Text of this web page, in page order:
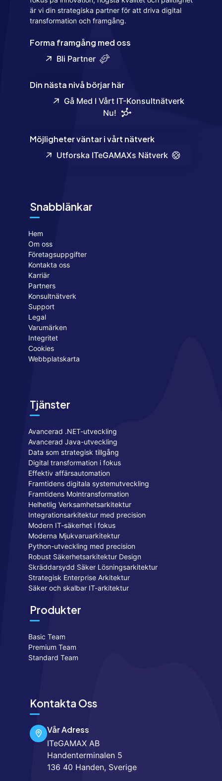
är vi din strategiska partner för att driva digital
transformation och framgång.
Forma framgång med oss
Bli Partner
Din nästa nivå börjar här
Gå Med I Vårt IT-Konsultnätverk
Nu!
Möjligheter väntar i vårt nätverk
Utforska ITeGAMAXs Nätverk
Snabblänkar
Hem
Om oss
Företagsuppgifter
Kontakta oss
Karriär
Partners
Konsultnätverk
Support
Legal
Varumärken
Integritet
Cookies
Webbplatskarta
Tjänster
Avancerad .NET-utveckling
Avancerad Java-utveckling
Data som strategisk tillgång
Digital transformation i fokus
Effektiv affärsautomation
Framtidens digitala systemutveckling
Framtidens Molntransformation
Helhetlig Verksamhetsarkitektur
Integrationsarkitektur med precision
Modern IT-säkerhet i fokus
Moderna Mjukvaruarkitektur
Python-utveckling med precision
Robust Säkerhetsarkitektur Design
Skräddarsydd Säker Lösningsarkitektur
Strategisk Enterprise Arkitektur
Säker och skalbar IT-arkitektur
Produkter
Basic Team
Premium Team
Standard Team
Kontakta Oss
Vår Adress
ITeGAMAX AB
Handenterminalen 5
136 40 Handen, Sverige